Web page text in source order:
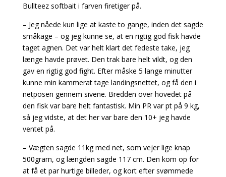
Bullteez softbait i farven firetiger på.
– Jeg nåede kun lige at kaste to gange, inden det sagde
småkage – og jeg kunne se, at en rigtig god fisk havde
taget agnen. Det var helt klart det fedeste take, jeg
længe havde prøvet. Den trak bare helt vildt, og den
gav en rigtig god fight. Efter måske 5 lange minutter
kunne min kammerat tage landingsnettet, og få den i
netposen gennem sivene. Bredden over hovedet på
den fisk var bare helt fantastisk. Min PR var pt på 9 kg,
så jeg vidste, at det her var bare den 10+ jeg havde
ventet på.
– Vægten sagde 11kg med net, som vejer lige knap
500gram, og længden sagde 117 cm. Den kom op for
at få et par hurtige billeder, og kort efter svømmede